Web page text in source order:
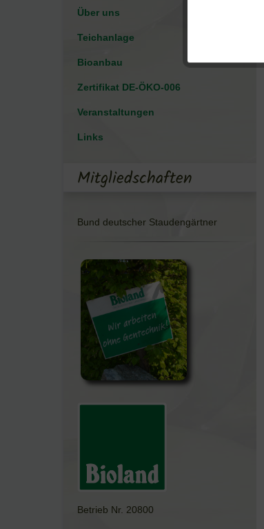
Über uns
Teichanlage
Bioanbau
Zertifikat DE-ÖKO-006
Veranstaltungen
Links
Mitgliedschaften
Bund deutscher Staudengärtner
Betrieb Nr. 20800